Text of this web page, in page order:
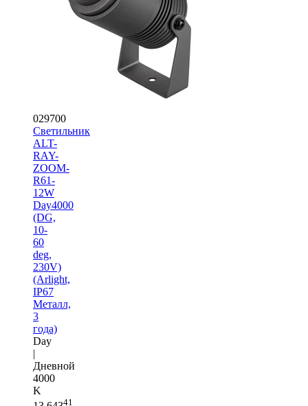
029700
Светильник
ALT-
RAY-
ZOOM-
R61-
12W
Day4000
(DG,
10-
60
deg,
230V)
(Arlight,
IP67
Металл,
3
года)
Day
|
Дневной
4000
K
41